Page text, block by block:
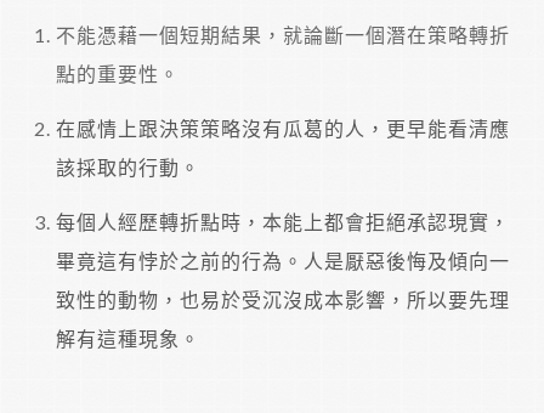
不能憑藉一個短期結果，就論斷一個潛在策略轉折
點的重要性。
在感情上跟決策策略沒有瓜葛的人，更早能看清應
該採取的行動。
每個人經歷轉折點時，本能上都會拒絕承認現實，
畢竟這有悖於之前的行為。人是厭惡後悔及傾向一
致性的動物，也易於受沉沒成本影響，所以要先理
解有這種現象。